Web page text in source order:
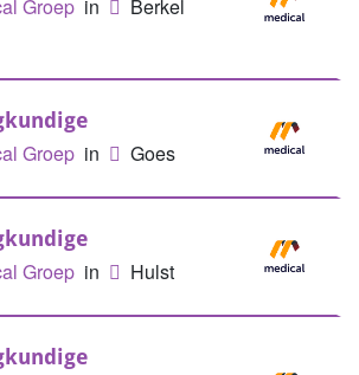
Groep in
Berkel
Groep in Goes
Groep in Hulst